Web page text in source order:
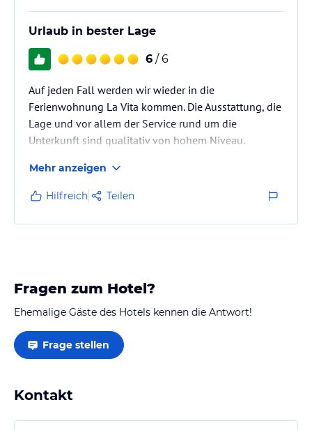
Urlaub in bester Lage
6 / 6
Auf jeden Fall werden wir wieder in die
Ferienwohnung La Vita kommen. Die Ausstattung, die
Lage und vor allem der Service rund um die
Unterkunft sind qualitativ von hohem Niveau.
Mehr anzeigen
Hilfreich Teilen
Fragen zum Hotel?
Ehemalige Gäste des Hotels kennen die Antwort!
Frage stellen
Kontakt